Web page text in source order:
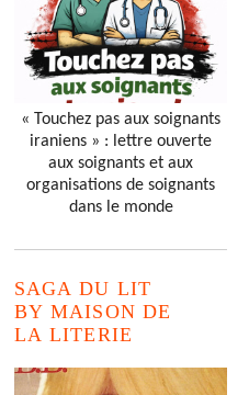
« Touchez pas aux soignants
iraniens » : lettre ouverte
aux soignants et aux
organisations de soignants
dans le monde
SAGA DU LIT
BY MAISON DE
LA LITERIE